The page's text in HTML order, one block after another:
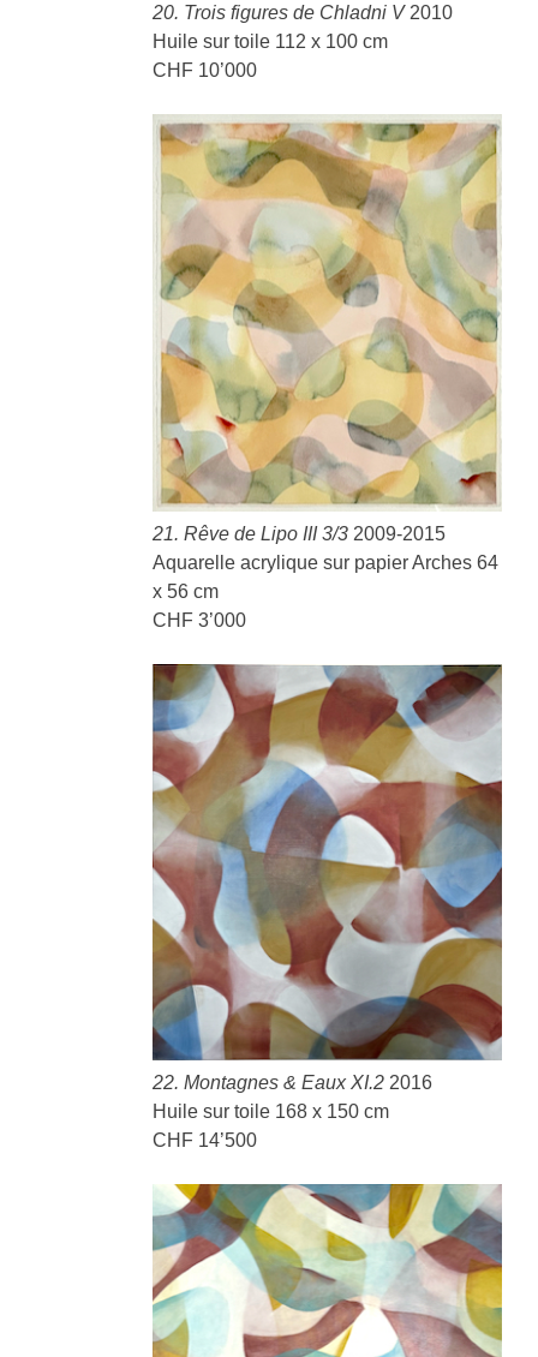
20. Trois figures de Chladni V 2010
Huile sur toile 112 x 100 cm
CHF 10’000
21. Rêve de Lipo III 3/3 2009-2015
Aquarelle acrylique sur papier Arches 64
x 56 cm
CHF 3’000
22. Montagnes & Eaux XI.2 2016
Huile sur toile 168 x 150 cm
CHF 14’500